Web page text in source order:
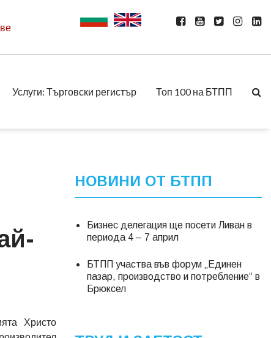
Услуги: Търговски регистър Топ 100 на БТПП
Христо
НОВИНИ ОТ БТПП
Бизнес делегация ще посети Ливан в
периода 4 – 7 април
БТПП участва във форум „Единен
пазар, производство и потребление“ в
Брюксел